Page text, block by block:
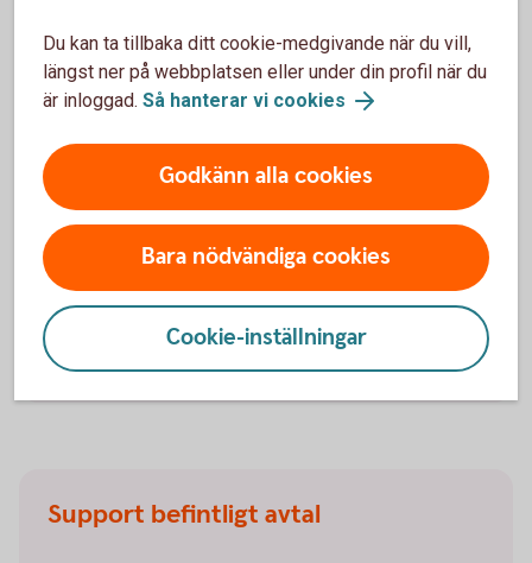
Trygghet med en bilförsäkring
Behöver du en bilförsäkring till din företagsbil? Våra
försäkringar har ett omfattande skydd och smidig
skadehantering. Försäkringen gäller även vid leasing
av bil. Försäkringsgivare är Tre Kronor Försäkring AB.
Bilförsäkring företag
Support befintligt avtal
Du kan ta tillbaka ditt cookie-medgivande när du vill,
längst ner på webbplatsen eller under din profil när du
är inloggad. Så hanterar vi cookies
Godkänn alla cookies
Bara nödvändiga cookies
Cookie-inställningar